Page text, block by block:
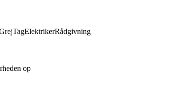
TagElektrikerRådgivning
op